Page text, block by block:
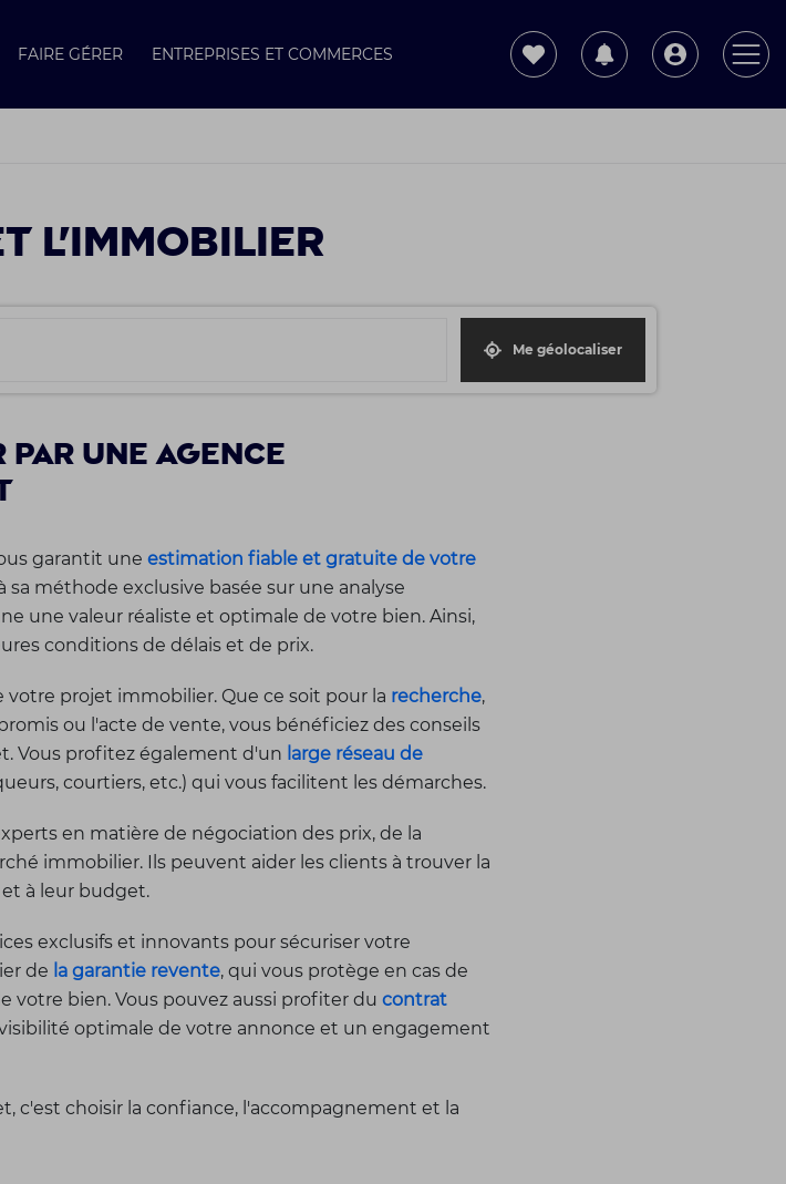
FAIRE GÉRER ENTREPRISES ET COMMERCES
L'IMMOBILIER
Me géolocaliser
par une agence
garantit une estimation fiable et gratuite de votre
sa méthode exclusive basée sur une analyse
une valeur réaliste et optimale de votre bien. Ainsi,
conditions de délais et de prix.
projet immobilier. Que ce soit pour la recherche,
ou l'acte de vente, vous bénéficiez des conseils
Vous profitez également d'un large réseau de
courtiers, etc.) qui vous facilitent les démarches.
en matière de négociation des prix, de la
immobilier. Ils peuvent aider les clients à trouver la
à leur budget.
exclusifs et innovants pour sécuriser votre
de la garantie revente, qui vous protège en cas de
bien. Vous pouvez aussi profiter du contrat
optimale de votre annonce et un engagement
c'est choisir la confiance, l'accompagnement et la